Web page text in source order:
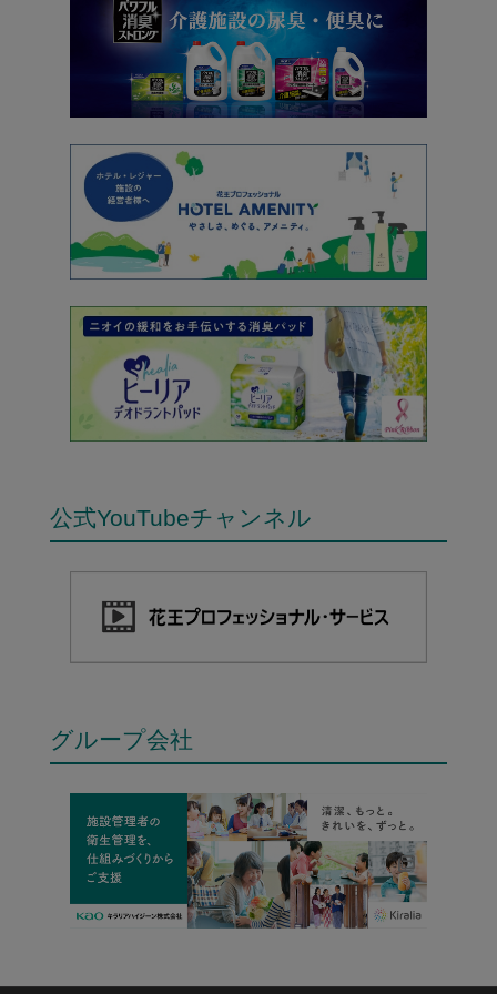
公式YouTubeチャンネル
グループ会社